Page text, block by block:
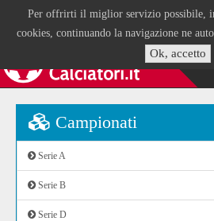
Per offrirti il miglior servizio possibile,
cookies, continuando la navigazione ne
Ok, accetto
Campionati
Serie A
Serie B
Serie D